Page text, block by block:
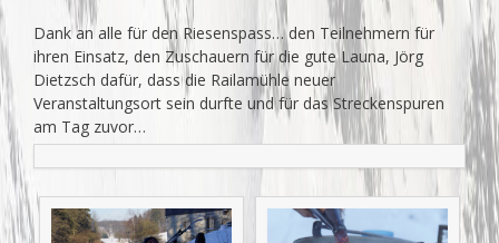
Dank an alle für den Riesenspass… den Teilnehmern für
ihren Einsatz, den Zuschauern für die gute Launa, Jörg
Dietzsch dafür, dass die Railamühle neuer
Veranstaltungsort sein durfte und für das Streckenspuren
am Tag zuvor…